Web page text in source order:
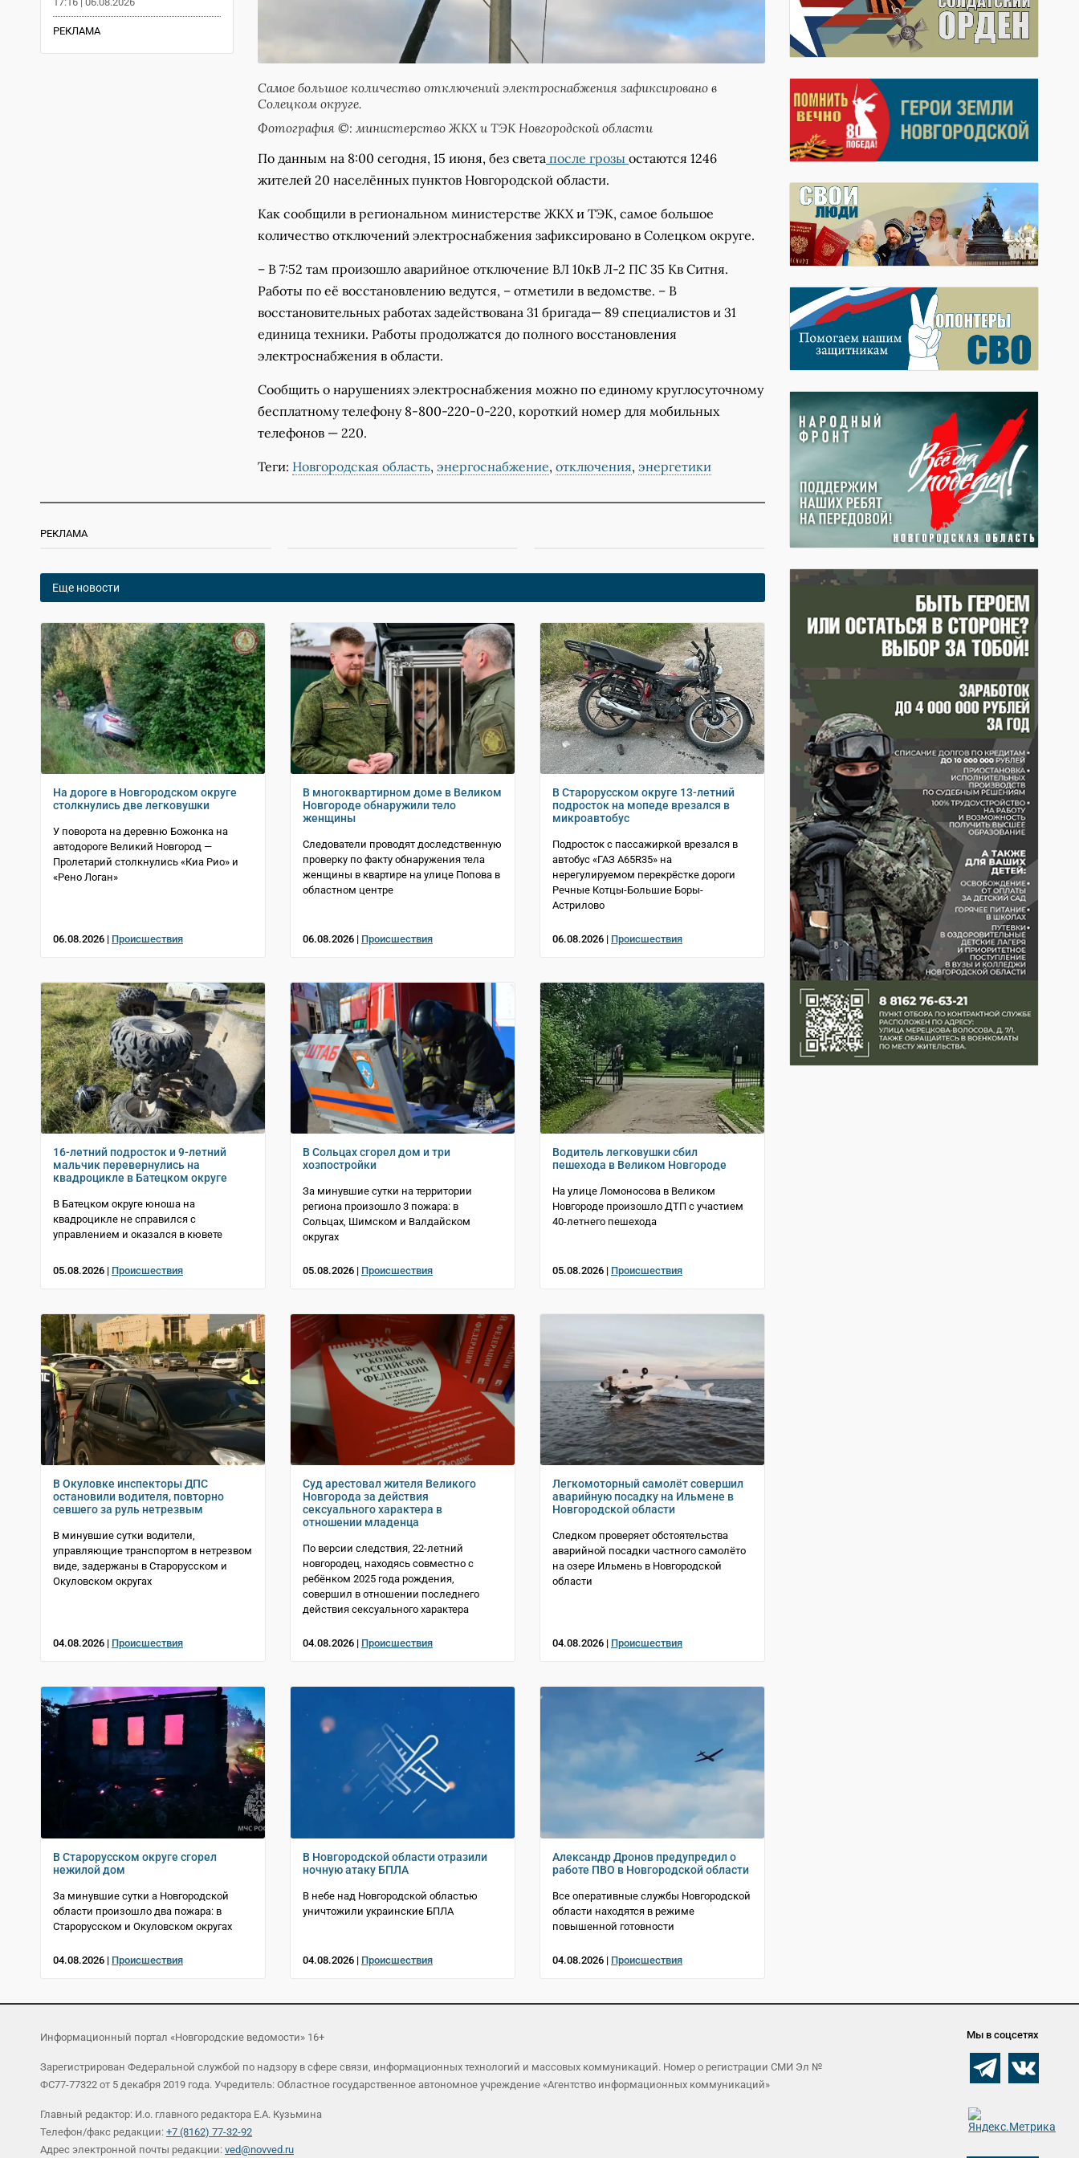
РЕКЛАМА
Самое большое количество отключений электроснабжения зафиксировано в
Солецком округе.
Фотография ©: министерство ЖКХ и ТЭК Новгородской области
По данным на 8:00 сегодня, 15 июня, без света после грозы остаются 1246
жителей 20 населённых пунктов Новгородской области.
Как сообщили в региональном министерстве ЖКХ и ТЭК, самое большое
количество отключений электроснабжения зафиксировано в Солецком округе.
– В 7:52 там произошло аварийное отключение ВЛ 10кВ Л-2 ПС 35 Кв Ситня.
Работы по её восстановлению ведутся, – отметили в ведомстве. – В
восстановительных работах задействована 31 бригада— 89 специалистов и 31
единица техники. Работы продолжатся до полного восстановления
электроснабжения в области.
Сообщить о нарушениях электроснабжения можно по единому круглосуточному
бесплатному телефону 8-800-220-0-220, короткий номер для мобильных
телефонов — 220.
Теги: Новгородская область, энергоснабжение, отключения, энергетики
РЕКЛАМА
Еще новости
На дороге в Новгородском округе
столкнулись две легковушки
У поворота на деревню Божонка на
автодороге Великий Новгород —
Пролетарий столкнулись «Киа Рио» и
«Рено Логан»
06.08.2026 | Происшествия
В многоквартирном доме в Великом
Новгороде обнаружили тело
женщины
Следователи проводят доследственную
проверку по факту обнаружения тела
женщины в квартире на улице Попова в
областном центре
06.08.2026 | Происшествия
В Старорусском округе 13-летний
подросток на мопеде врезался в
микроавтобус
Подросток с пассажиркой врезался в
автобус «ГАЗ A65R35» на
нерегулируемом перекрёстке дороги
Речные Котцы-Большие Боры-
Астрилово
06.08.2026 | Происшествия
16-летний подросток и 9-летний
мальчик перевернулись на
квадроцикле в Батецком округе
В Батецком округе юноша на
квадроцикле не справился с
управлением и оказался в кювете
05.08.2026 | Происшествия
В Сольцах сгорел дом и три
хозпостройки
За минувшие сутки на территории
региона произошло 3 пожара: в
Сольцах, Шимском и Валдайском
округах
05.08.2026 | Происшествия
Водитель легковушки сбил
пешехода в Великом Новгороде
На улице Ломоносова в Великом
Новгороде произошло ДТП с участием
40-летнего пешехода
05.08.2026 | Происшествия
В Окуловке инспекторы ДПС
остановили водителя, повторно
севшего за руль нетрезвым
В минувшие сутки водители,
управляющие транспортом в нетрезвом
виде, задержаны в Старорусском и
Окуловском округах
04.08.2026 | Происшествия
Суд арестовал жителя Великого
Новгорода за действия
сексуального характера в
отношении младенца
По версии следствия, 22-летний
новгородец, находясь совместно с
ребёнком 2025 года рождения,
совершил в отношении последнего
действия сексуального характера
04.08.2026 | Происшествия
Легкомоторный самолёт совершил
аварийную посадку на Ильмене в
Новгородской области
Следком проверяет обстоятельства
аварийной посадки частного самолёто
на озере Ильмень в Новгородской
области
04.08.2026 | Происшествия
В Старорусском округе сгорел
нежилой дом
За минувшие сутки а Новгородской
области произошло два пожара: в
Старорусском и Окуловском округах
04.08.2026 | Происшествия
В Новгородской области отразили
ночную атаку БПЛА
В небе над Новгородской областью
уничтожили украинские БПЛА
04.08.2026 | Происшествия
Александр Дронов предупредил о
работе ПВО в Новгородской области
Все оперативные службы Новгородской
области находятся в режиме
повышенной готовности
04.08.2026 | Происшествия
Информационный портал «Новгородские ведомости» 16+
Зарегистрирован Федеральной службой по надзору в сфере связи, информационных технологий и массовых коммуникаций. Номер о регистрации СМИ Эл №
ФС77-77322 от 5 декабря 2019 года. Учредитель: Областное государственное автономное учреждение «Агентство информационных коммуникаций»
Главный редактор: И.о. главного редактора Е.А. Кузьмина
Телефон/факс редакции: +7 (8162) 77-32-92
Адрес электронной почты редакции: ved@novved.ru
Мы в соцсетях